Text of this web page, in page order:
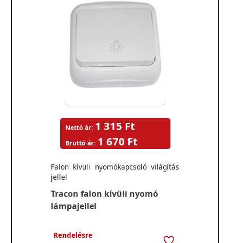
Tracon falon kívüli nyomó
lámpajellel
Falon kívüli nyomókapcsoló világítás
jellel
Nettó ár: 1 315 Ft
Bruttó ár: 1 670 Ft
Rendelésre